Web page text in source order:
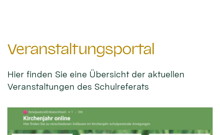
Veranstaltungsportal
Hier finden Sie eine Übersicht der aktuellen
Veranstaltungen des Schulreferats